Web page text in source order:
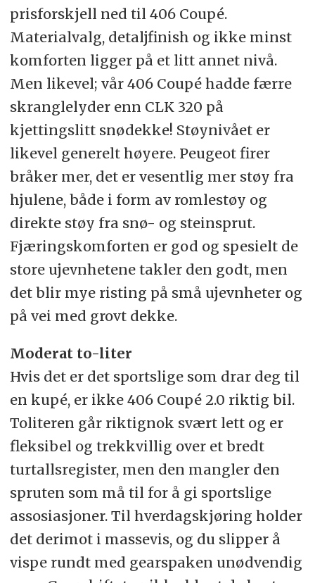
prisforskjell ned til 406 Coupé.
Materialvalg, detaljfinish og ikke minst
komforten ligger på et litt annet nivå.
Men likevel; vår 406 Coupé hadde færre
skranglelyder enn CLK 320 på
kjettingslitt snødekke! Støynivået er
likevel generelt høyere. Peugeot firer
bråker mer, det er vesentlig mer støy fra
hjulene, både i form av romlestøy og
direkte støy fra snø- og steinsprut.
Fjæringskomforten er god og spesielt de
store ujevnhetene takler den godt, men
det blir mye risting på små ujevnheter og
på vei med grovt dekke.
Moderat to-liter
Hvis det er det sportslige som drar deg til
en kupé, er ikke 406 Coupé 2.0 riktig bil.
Toliteren går riktignok svært lett og er
fleksibel og trekkvillig over et bredt
turtallsregister, men den mangler den
spruten som må til for å gi sportslige
assosiasjoner. Til hverdagskjøring holder
det derimot i massevis, og du slipper å
vispe rundt med gearspaken unødvendig